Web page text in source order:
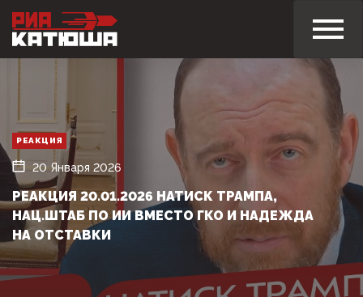
РЕАКЦИЯ
20 Января 2026
РЕАКЦИЯ 20.01.2026 НАТИСК ТРАМПА,
НАЦ.ШТАБ ПО ИИ ВМЕСТО ГКО И НАДЕЖДА
НА ОТСТАВКИ